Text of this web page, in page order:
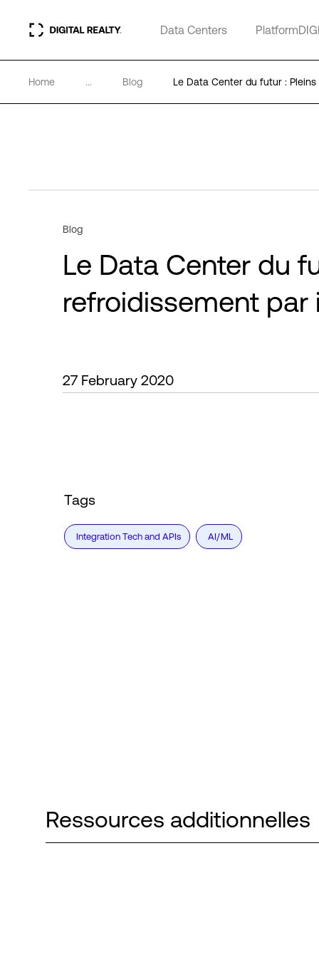
Data Centers
Home ... Blog Le Data Center du futur :
Blog
Le Data Center du
refroidissement par
27 February 2020
Tags
Integration Tech and APIs AI/ML
Ressources additionnelles